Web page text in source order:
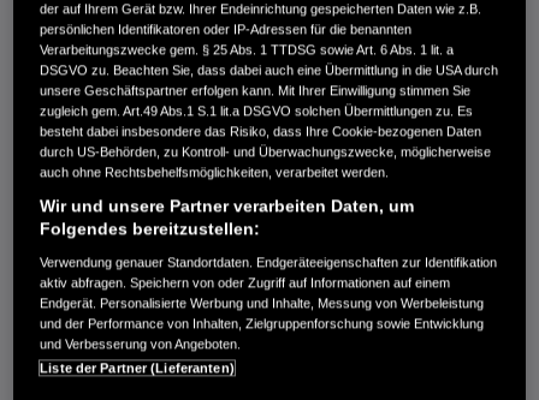
Kilometerstand
166.000 km
Kraftstoffart
Super
Getriebe
Automatik
Türen
5
Leistung
61 kW / 83 PS
Hubraum
1.339 cm³
Erstzulassung
10.2007
Bauart
Limousine
AUTO HARKE GMBH
Randersweide 59-63
21035 Hamburg
+49 40 735 935 0
DETAILS
der auf Ihrem Gerät bzw. Ihrer Endeinrichtung gespeicherten Daten wie z.B.
persönlichen Identifikatoren oder IP-Adressen für die benannten
Verarbeitungszwecke gem. § 25 Abs. 1 TTDSG sowie Art. 6 Abs. 1 lit. a
DSGVO zu. Beachten Sie, dass dabei auch eine Übermittlung in die USA durch
unsere Geschäftspartner erfolgen kann. Mit Ihrer Einwilligung stimmen Sie
zugleich gem. Art.49 Abs.1 S.1 lit.a DSGVO solchen Übermittlungen zu. Es
besteht dabei insbesondere das Risiko, dass Ihre Cookie-bezogenen Daten
durch US-Behörden, zu Kontroll- und Überwachungszwecke, möglicherweise
auch ohne Rechtsbehelfsmöglichkeiten, verarbeitet werden.
Wir und unsere Partner verarbeiten Daten, um
Folgendes bereitzustellen:
Verwendung genauer Standortdaten. Endgeräteeigenschaften zur Identifikation
aktiv abfragen. Speichern von oder Zugriff auf Informationen auf einem
Endgerät. Personalisierte Werbung und Inhalte, Messung von Werbeleistung
und der Performance von Inhalten, Zielgruppenforschung sowie Entwicklung
und Verbesserung von Angeboten.
Liste der Partner (Lieferanten)